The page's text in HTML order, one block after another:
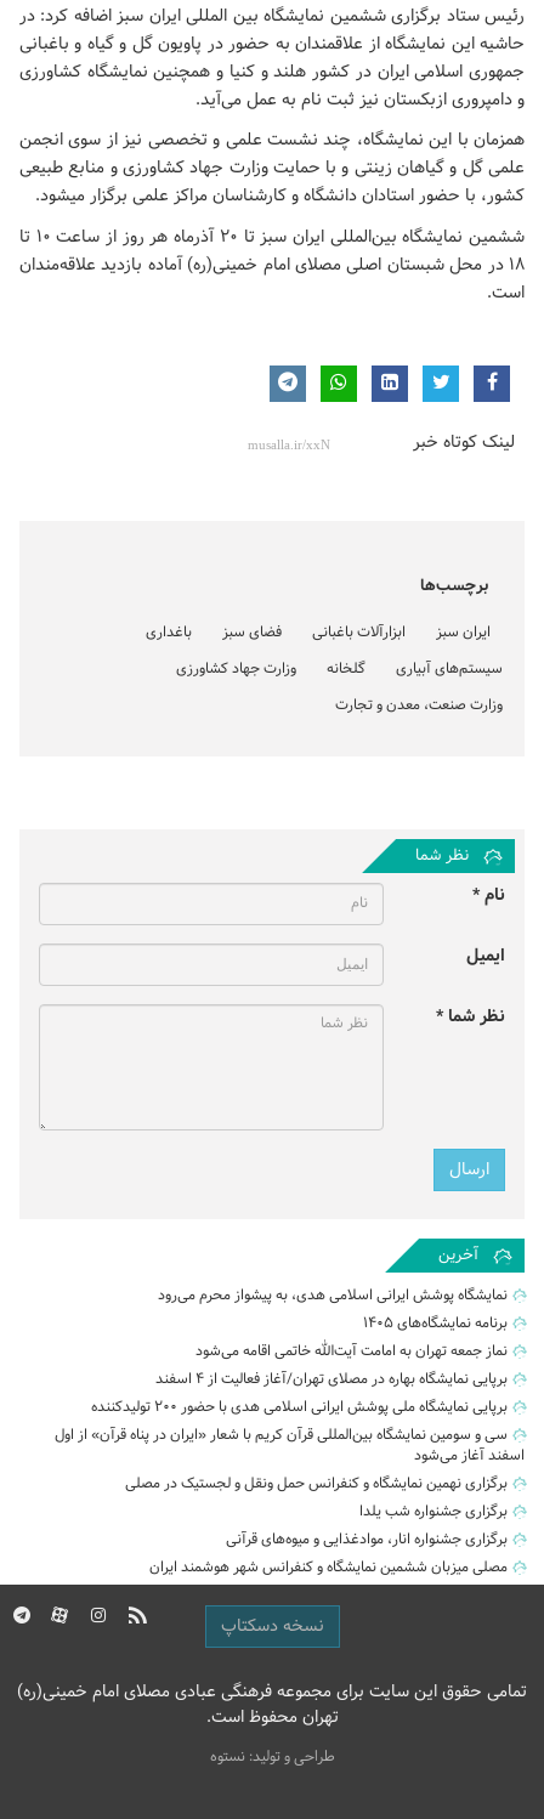
رئیس ستاد برگزاری ششمین نمایشگاه بین المللی ایران سبز اضافه کرد: در
حاشیه این نمایشگاه از علاقمندان به حضور در پاویون گل و گیاه و باغبانی
جمهوری اسلامی ایران در کشور هلند و کنیا و همچنین نمایشگاه کشاورزی
و دامپروری ازبکستان نیز ثبت نام به عمل می‌آید.
همزمان با این نمایشگاه، چند نشست علمی و تخصصی نیز از سوی انجمن
علمی گل و گیاهان زینتی و با حمایت وزارت جهاد کشاورزی و منابع طبیعی
کشور، با حضور استادان دانشگاه و کارشناسان مراکز علمی برگزار میشود.
ششمین نمایشگاه بین‌المللی ایران سبز تا ۲۰ آذرماه هر روز از ساعت ۱۰ تا
۱۸ در محل شبستان اصلی مصلای امام خمینی(ره) آماده بازدید علاقه‌مندان
است.
لینک کوتاه خبر
برچسب‌ها
ایران سبز ابزارآلات باغبانی فضای سبز
باغداری
سیستم‌های آبیاری
گلخانه‌
وزارت جهاد کشاورزی
وزارت صنعت، معدن و تجارت
نظر شما
نام *
ایمیل
نظر شما *
آخرین
نمایشگاه پوشش ایرانی اسلامی هدی، به پیشواز محرم می‌رود
برنامه نمایشگاه‌های ۱۴۰۵
نماز جمعه تهران به امامت آیت‌الله خاتمی اقامه می‌شود
برپایی نمایشگاه بهاره در مصلای تهران/آغاز فعالیت از ۴ اسفند
برپایی نمایشگاه ملی پوشش ایرانی اسلامی هدی با حضور ۲۰۰ تولیدکننده
سی و سومین نمایشگاه بین‌المللی قرآن کریم با شعار «ایران در پناه قرآن» از اول
اسفند آغاز می‌شود
برگزاری نهمین نمایشگاه و کنفرانس حمل‌ ونقل و لجستیک در مصلی
برگزاری جشنواره شب یلدا
برگزاری جشنواره انار، موادغذایی و میوه‌های قرآنی
مصلی میزبان ششمین نمایشگاه و کنفرانس شهر هوشمند ایران
نسخه دسکتاپ
تمامی حقوق این سایت برای مجموعه فرهنگی عبادی مصلای امام خمینی(ره)
تهران محفوظ است.
طراحی و تولید: نستوه